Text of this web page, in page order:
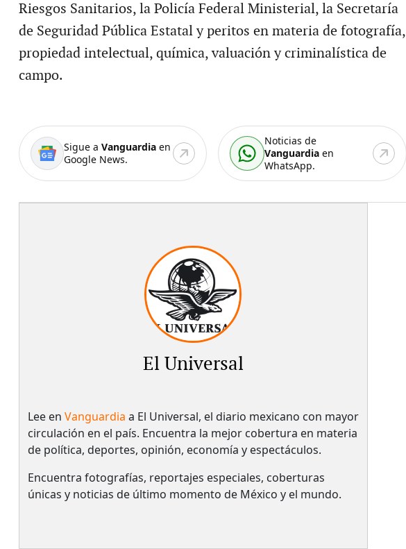
Riesgos Sanitarios, la Policía Federal Ministerial, la Secretaría
de Seguridad Pública Estatal y peritos en materia de fotografía,
propiedad intelectual, química, valuación y criminalística de
campo.
Sigue a Vanguardiaen
Google News.
Noticias de
Vanguardia en
WhatsApp.
El Universal
Lee en Vanguardia a El Universal, el diario mexicano con mayor
circulación en el país.​ Encuentra la mejor cobertura en materia
de política, deportes, opinión, economía y espectáculos.
Encuentra fotografías, reportajes especiales, coberturas
únicas y noticias de último momento de México y el mundo.